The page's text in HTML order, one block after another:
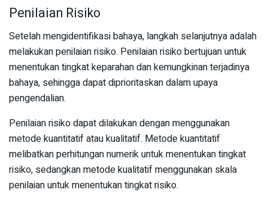
Penilaian Risiko
Setelah mengidentifikasi bahaya, langkah selanjutnya adalah
melakukan penilaian risiko. Penilaian risiko bertujuan untuk
menentukan tingkat keparahan dan kemungkinan terjadinya
bahaya, sehingga dapat diprioritaskan dalam upaya
pengendalian.
Penilaian risiko dapat dilakukan dengan menggunakan
metode kuantitatif atau kualitatif. Metode kuantitatif
melibatkan perhitungan numerik untuk menentukan tingkat
risiko, sedangkan metode kualitatif menggunakan skala
penilaian untuk menentukan tingkat risiko.